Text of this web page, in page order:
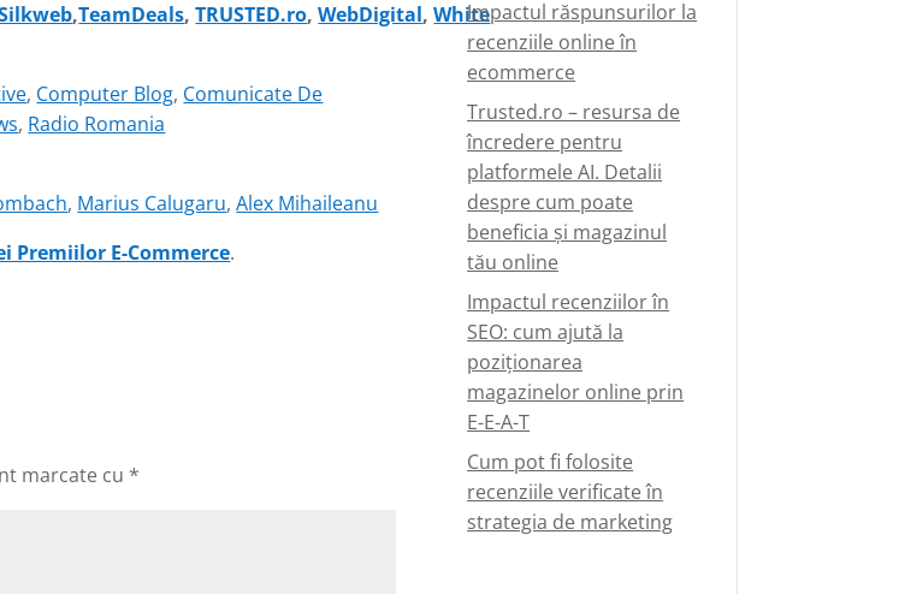
,TeamDeals,TRUSTED.ro,WebDigital,White
, Computer Blog, Comunicate De
, Radio Romania
, Marius Calugaru,Alex Mihaileanu
Premiilor E-Commerce.
marcate cu *
Impactul răspunsurilor la
recenziile online în
ecommerce
Trusted.ro – resursa de
încredere pentru
platformele AI. Detalii
despre cum poate
beneficia și magazinul
tău online
Impactul recenziilor în
SEO: cum ajută la
poziționarea
magazinelor online prin
E-E-A-T
Cum pot fi folosite
recenziile verificate în
strategia de marketing